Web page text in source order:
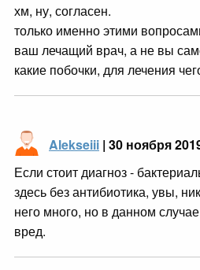
хм, ну, согласен.
только именно этими
ваш лечащий врач, а не вы
какие побочки, для лечения
Alekseiii | 30 ноября
Если стоит диагноз -
здесь без антибиотика, увы,
него много, но в данном
вред.